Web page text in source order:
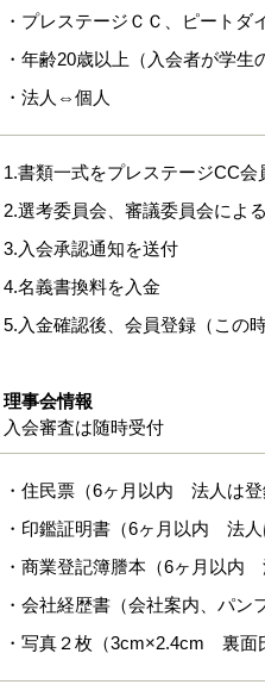
・プレステージＣＣ、ピート
・年齢20歳以上（入会者が学
・法人⇔個人
1.書類一式をプレステージCC会
2.選考委員会、審議委員会によ
3.入会承認通知を送付
4.名義書換料を入金
5.入金確認後、会員登録（この
理事会情報
入会審査は随時受付
・住民票（6ヶ月以内 法人は登
・印鑑証明書（6ヶ月以内 法人
・商業登記簿謄本（6ヶ月以内
・会社経歴書（会社案内、パ
・写真２枚（3cm×2.4cm 裏面